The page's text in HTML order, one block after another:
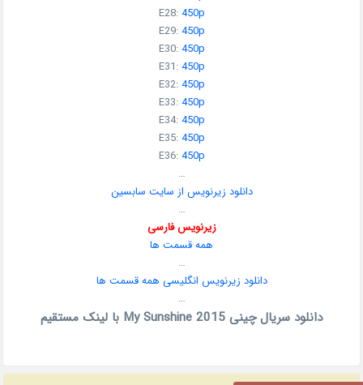
E28:450p
E29:450p
E30:450p
E31:450p
E32:450p
E33:450p
E34:450p
E35:450p
E36:450p
…
دانلود زیرنویس از سایت سابسین
…
زیرنویس فارسی
همه قسمت ها
…
دانلود زیرنویس انگلیسی همه قسمت ها
…
دانلود سریال چینی My Sunshine 2015 با لینک مستقیم